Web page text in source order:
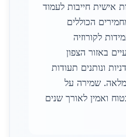
אישית חייבות לעמוד
הכוללים
לקורוזיה
באזור הצפון
ונותנים תעודות
שמירה על
ואמין לאורך שנים